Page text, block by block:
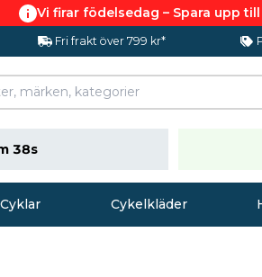
Vi firar födelsedag – Spara upp
Fri frakt över 799 kr*
37s
Cyklar Cykelkläder